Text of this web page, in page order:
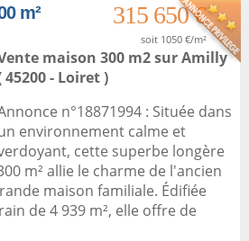
m²
315 650 €
soit 1050 €/m²
maison 300 m2surAmilly
45200 - Loiret )
n°18871994 : Située dans
environnement calme et
cette superbe longère
m² allie le charme de l'ancien
maison familiale. Édifiée
de 4 939 m², elle offre de